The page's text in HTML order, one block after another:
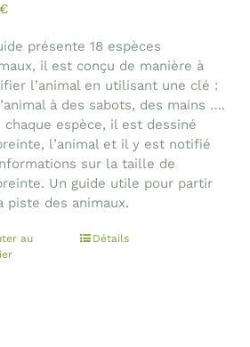
€
présente 18 espèces
il est conçu de manière à
l’animal en utilisant une clé :
à des sabots, des mains ….
espèce, il est dessiné
l’animal et il y est notifié
sur la taille de
Un guide utile pour partir
piste des animaux.
au
Détails